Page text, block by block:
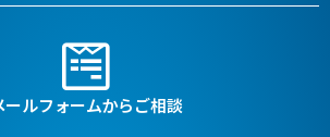
ールフォームからご相談